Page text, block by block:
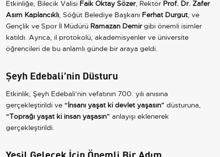
Etkinliğe, Bilecik Valisi Faik Oktay Sözer, Rektör Prof. Dr. Zafer
Asım Kaplancıklı, Söğüt Belediye Başkanı Ferhat Durgut, ve
Gençlik ve Spor İl Müdürü Ramazan Demirgibi önemli isimler
katıldı. Ayrıca, il protokolü, akademisyenler ve üniversite
öğrencileri de bu anlamlı günde bir araya geldi.
Şeyh Edebali’nin Düsturu
Etkinlik, Şeyh Edebali’nin vefatının 700. yılı anısına
gerçekleştirildi ve “İnsanı yaşat ki devlet yaşasın” düsturuna,
“Toprağı yaşat ki insan yaşasın” anlayışı eklenerek
gerçekleştirildi.
Yeşil Gelecek İçin Önemli Bir Adım